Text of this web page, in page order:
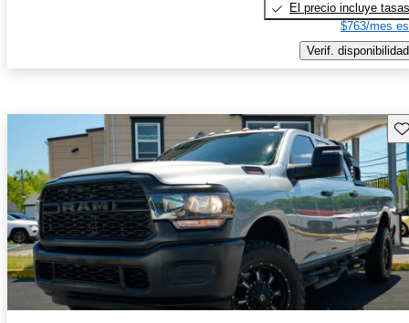
El precio incluye tasas
$763/mes
Verif. disponibilidad